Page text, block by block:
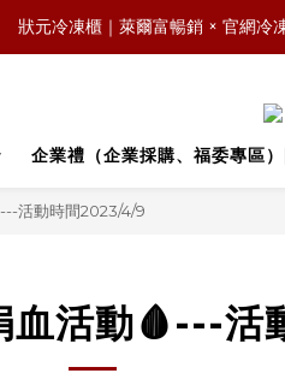
森日之禮｜職場賀禮的質感新選擇
狀元冷凍櫃｜萊爾富暢銷 × 官網冷
企業禮（企業採購、福委專區
活動時間2023/4/9
血活動🩸---